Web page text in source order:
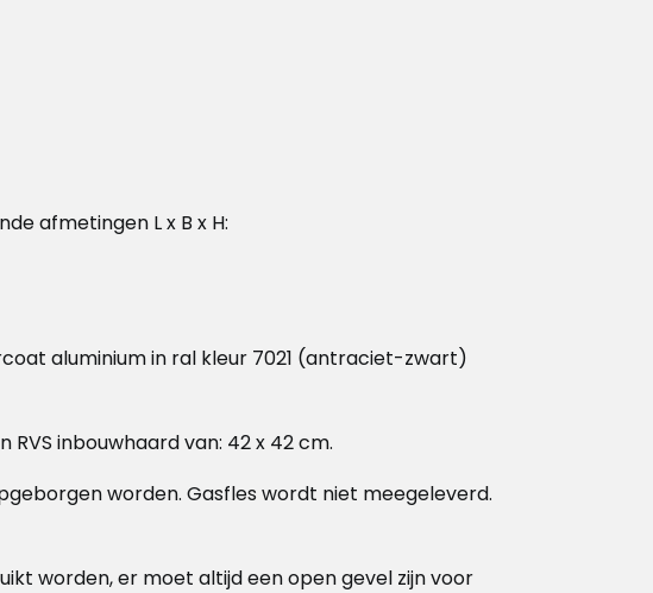
afmetingen L x B x H:
aluminium in ral kleur 7021 (antraciet-zwart)
inbouwhaard van: 42 x 42 cm.
worden. Gasfles wordt niet meegeleverd.
worden, er moet altijd een open gevel zijn voor